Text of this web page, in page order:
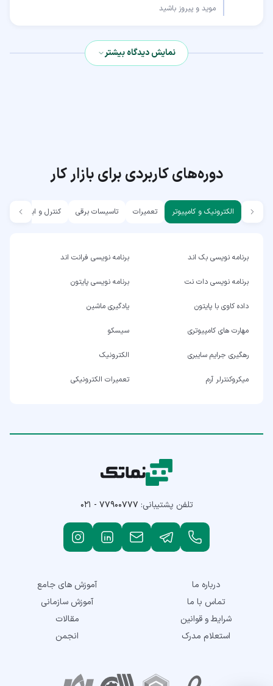
موید و پیروز باشید
نمایش دیدگاه بیشتر
دوره‌های کاربردی برای بازار کار
الکترونیک و کامپیوتر تعمیرات تاسیسات برقی کنترل و ابزار دقیق
برنامه نویسی بک اند برنامه نویسی فرانت اند
برنامه نویسی دات نت برنامه نویسی پایتون
داده کاوی با پایتون یادگیری ماشین
مهارت های کامپیوتری سیسکو
رهگیری جرایم سایبری الکترونیک
میکروکنترلر آرم تعمیرات الکترونیکی
تلفن پشتیبانی: ۰۲۱ - ۷۷۹۰۰۷۷۷
درباره ما
تماس با ما
شرایط و قوانین
استعلام مدرک
آموزش های جامع
آموزش سازمانی
مقالات
انجمن
نمادهای اعتماد